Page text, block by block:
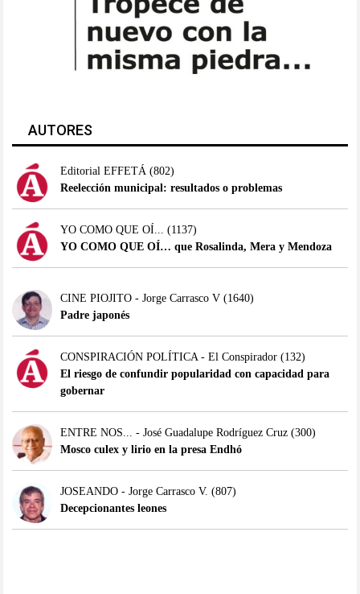
AUTORES
Editorial EFFETÁ(802)
Reelección municipal: resultados o problemas
YO COMO QUE OÍ... (1137)
YO COMO QUE OÍ… que Rosalinda, Mera y Mendoza
CINE PIOJITO - Jorge Carrasco V(1640)
Padre japonés
CONSPIRACIÓN POLÍTICA - El Conspirador(132)
El riesgo de confundir popularidad con capacidad para
gobernar
ENTRE NOS... - José Guadalupe Rodríguez Cruz(300)
Mosco culex y lirio en la presa Endhó
JOSEANDO - Jorge Carrasco V. (807)
Decepcionantes leones